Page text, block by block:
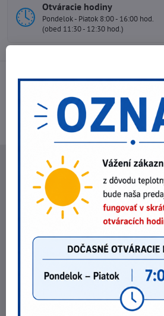
Otváracie hodiny
Pondelok - Piatok 8:00 - 16:00 hod.
(obed 11:30 - 12:30 hod.)
NEBEX s.r.o.
O spoločnosti
Kontakt
Fakturačné údaje
POZRI NA